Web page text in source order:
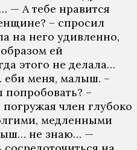
— А тебе нравится
– спросил
на него удивленно,
ей
этого не делала…
еби меня, малыш. –
попробовать? –
член глубоко
медленными
не знаю… —